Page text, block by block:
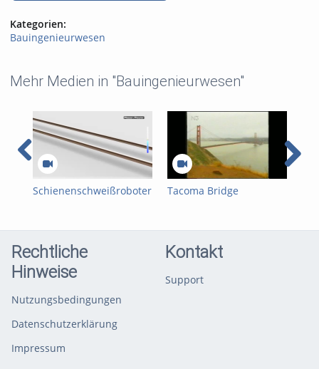
Kategorien:
Bauingenieurwesen
Mehr Medien in "Bauingenieurwesen"
Schienenschweißroboter
Tacoma Bridge
Rechtliche
Hinweise
Nutzungsbedingungen
Datenschutzerklärung
Impressum
Kontakt
Support